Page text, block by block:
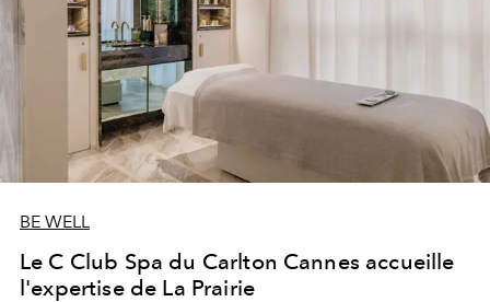
BE WELL
Le C Club Spa du Carlton Cannes accueille
l'expertise de La Prairie